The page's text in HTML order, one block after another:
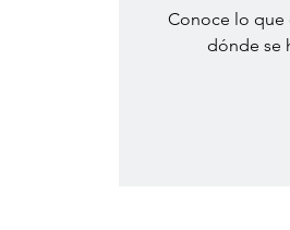
Conoce lo que
dónde se